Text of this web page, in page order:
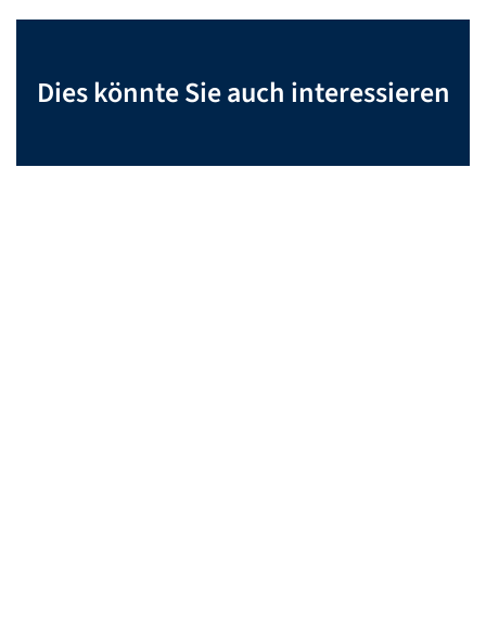
Dies könnte Sie auch interessieren